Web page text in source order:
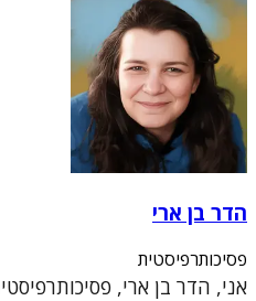
הדר בן ארי
פסיכותרפיסטית
אני, הדר בן ארי,